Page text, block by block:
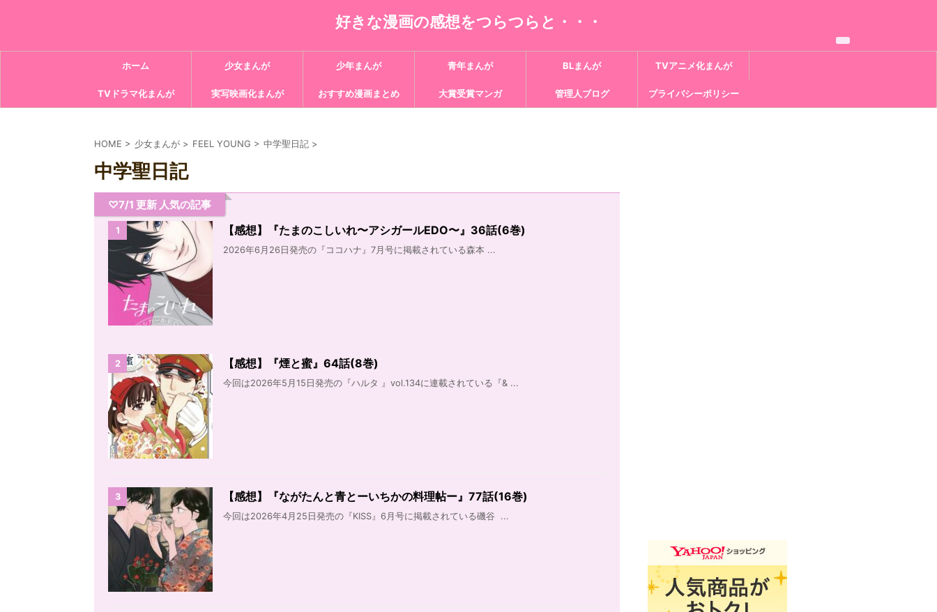
好きな漫画の感想をつらつらと・・・
ホーム 少女まんが 少年まんが 青年まんが BLまんが TVアニメ化まんが
TVドラマ化まんが 実写映画化まんが おすすめ漫画まとめ 大賞受賞マンガ 管理人ブログ プライバシーポリシー
HOME > 少女まんが > FEEL YOUNG > 中学聖日記 >
中学聖日記
♡7/1 更新 人気の記事
1 【感想】『たまのこしいれ〜アシガールEDO〜』36話(6巻)
2026年6月26日発売の『ココハナ』7月号に掲載されている森本 ...
2 【感想】『煙と蜜』64話(8巻)
今回は2026年5月15日発売の『ハルタ 』vol.134に連載されている『& ...
3 【感想】『ながたんと青とーいちかの料理帖ー』77話(16巻)
今回は2026年4月25日発売の『KISS』6月号に掲載されている磯谷  ...